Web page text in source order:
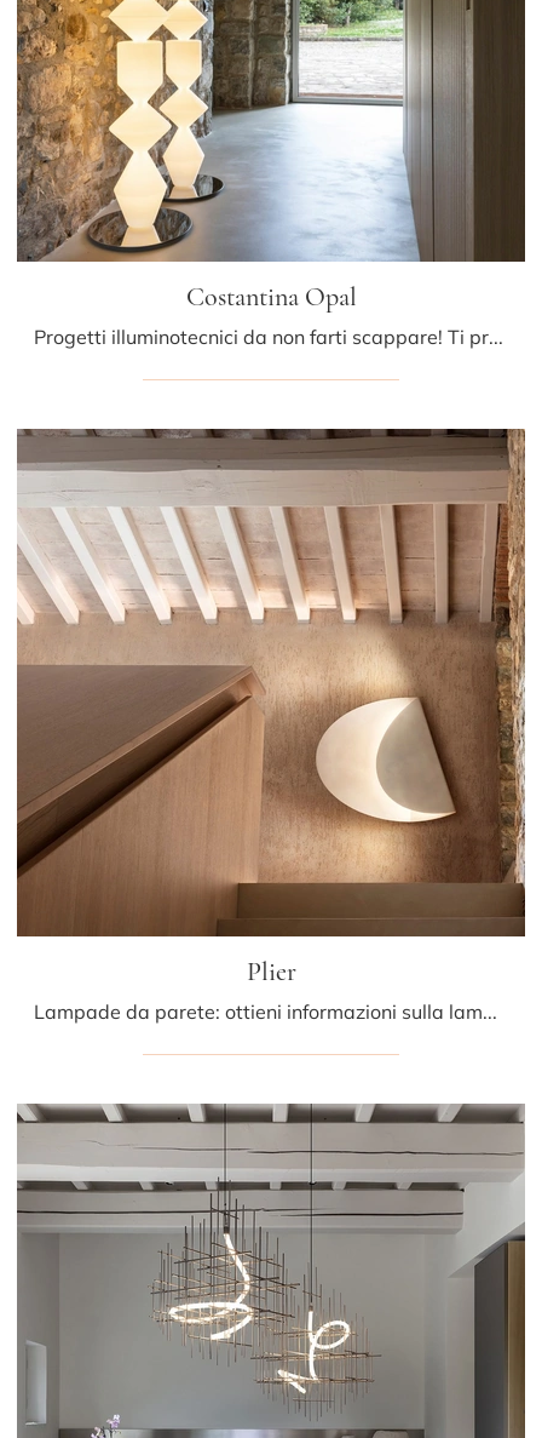
Costantina Opal
Progetti illuminotecnici da non farti scappare! Ti presentiamo la lampada da terra Costantina Opal di Mogg.
Plier
Lampade da parete: ottieni informazioni sulla lampada Plier in metallo che ti proponiamo.